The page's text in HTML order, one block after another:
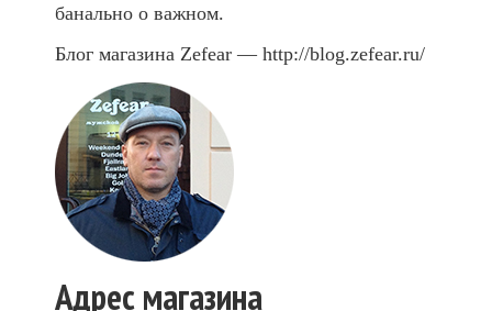
банально о важном.
Блог магазина Zefear — http://blog.zefear.ru/
Адрес магазина